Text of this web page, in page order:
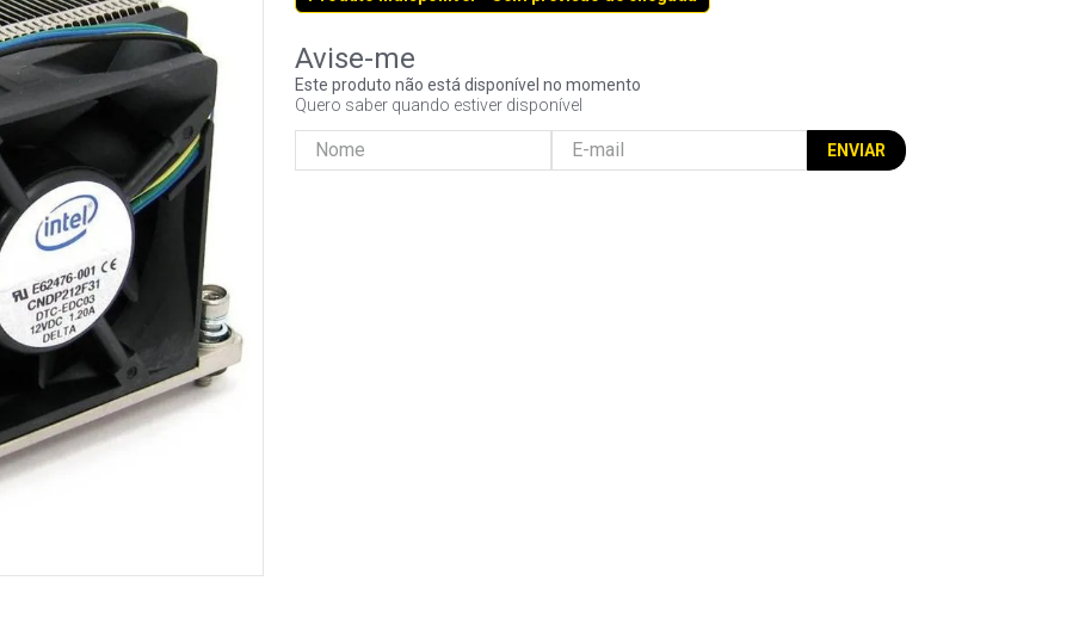
Este produto não está disponível no momento
Quero saber quando estiver disponível
ENVIAR